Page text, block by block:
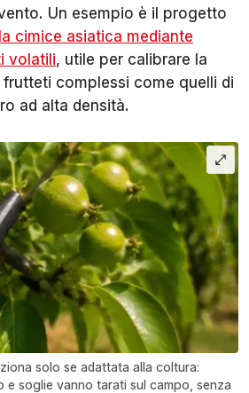
Un esempio è il progetto
cimice asiatica mediante
volatili, utile per calibrare la
complessi come quelli di
ad alta densità.
solo se adattata alla coltura:
e soglie vanno tarati sul campo, senza